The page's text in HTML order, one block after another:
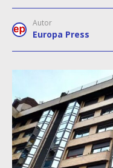
Autor
Europa Press